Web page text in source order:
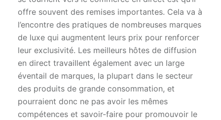
offre souvent des remises importantes. Cela va à
l’encontre des pratiques de nombreuses marques
de luxe qui augmentent leurs prix pour renforcer
leur exclusivité. Les meilleurs hôtes de diffusion
en direct travaillent également avec un large
éventail de marques, la plupart dans le secteur
des produits de grande consommation, et
pourraient donc ne pas avoir les mêmes
compétences et savoir-faire pour promouvoir le